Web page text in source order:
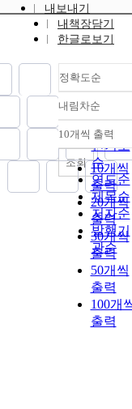
내보내기
내책장담기
한글로보기
정확도순
정확도
순
인기도
순
연도순
제목순
저자순
발행기
관순
내림차순
내림
10개씩 출력
10개씩
출력
20개씩
출력
30개씩
출력
50개씩
출력
100개
출력
조회